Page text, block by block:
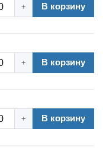
+ В корзину
+ В корзину
+ В корзину